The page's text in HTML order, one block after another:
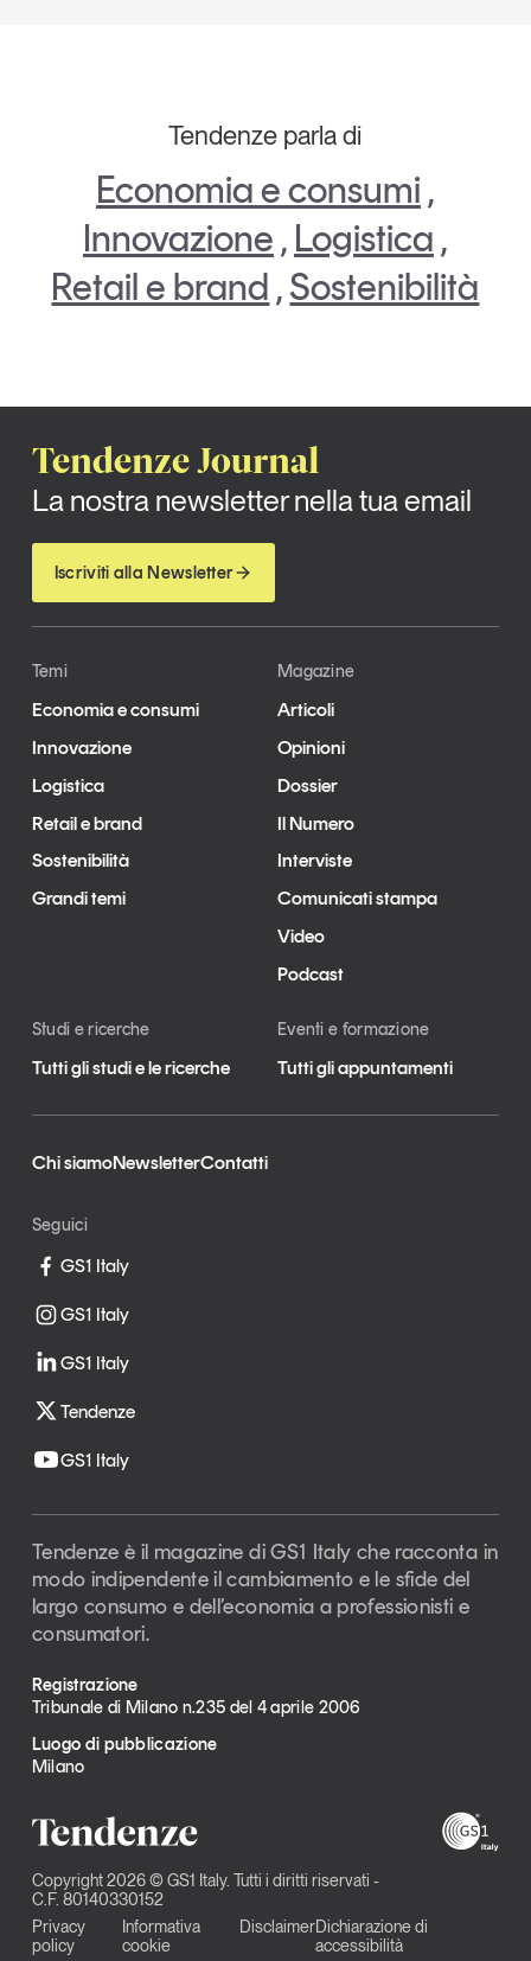
Tendenze parla di
Economia e consumi ,
Innovazione , Logistica ,
Retail e brand ,Sostenibilità
Tendenze Journal
La nostra newsletter nella tua email
Iscriviti alla Newsletter
Temi
Economia e consumi
Innovazione
Logistica
Retail e brand
Sostenibilità
Grandi temi
Magazine
Articoli
Opinioni
Dossier
Il Numero
Interviste
Comunicati stampa
Video
Podcast
Studi e ricerche
Tutti gli studi e le ricerche
Eventi e formazione
Tutti gli appuntamenti
Chi siamoNewsletterContatti
Seguici
GS1 Italy
GS1 Italy
GS1 Italy
Tendenze
GS1 Italy
Tendenze è il magazine di GS1 Italy che racconta in
modo indipendente il cambiamento e le sfide del
largo consumo e dell’economia a professionisti e
consumatori.
Registrazione
Tribunale di Milano n.235 del 4 aprile 2006
Luogo di pubblicazione
Milano
Copyright 2026 © GS1 Italy. Tutti i diritti riservati -
C.F. 80140330152
Privacy
policy
Informativa
cookie
DisclaimerDichiarazione di
accessibilità